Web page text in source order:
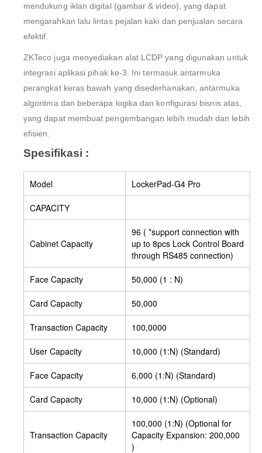
mendukung iklan digital (gambar & video), yang dapat
mengarahkan lalu lintas pejalan kaki dan penjualan secara
efektif.
ZKTeco juga menyediakan alat LCDP yang digunakan untuk
integrasi aplikasi pihak ke-3. Ini termasuk antarmuka
perangkat keras bawah yang disederhanakan, antarmuka
algoritma dan beberapa logika dan konfigurasi bisnis atas,
yang dapat membuat pengembangan lebih mudah dan lebih
efisien.
Spesifikasi :
Model LockerPad-G4 Pro
CAPACITY
Cabinet Capacity
96 ( *support connection with
up to 8pcs Lock Control Board
through RS485 connection)
Face Capacity 50,000 (1 : N)
Card Capacity 50,000
Transaction Capacity 100,0000
User Capacity 10,000 (1:N) (Standard)
Face Capacity 6,000 (1:N) (Standard)
Card Capacity 10,000 (1:N) (Optional)
Transaction Capacity
100,000 (1:N) (Optional for
Capacity Expansion: 200,000
)